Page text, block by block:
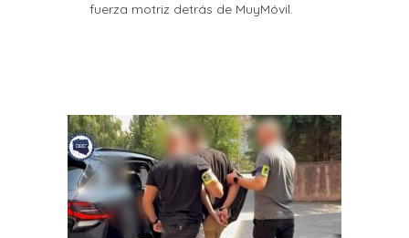
fuerza motriz detrás de MuyMóvil.